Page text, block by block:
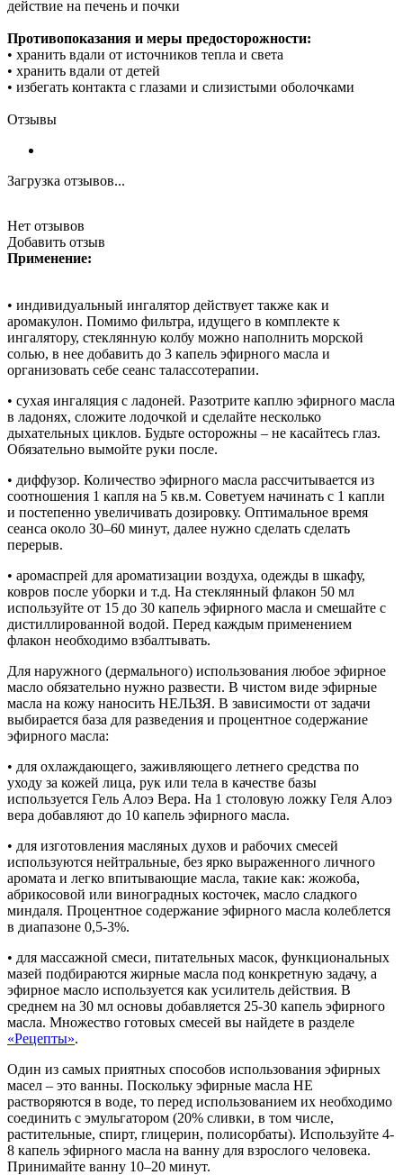
действие на печень и почки
Противопоказания и меры предосторожности:
• хранить вдали от источников тепла и света
• хранить вдали от детей
• избегать контакта с глазами и слизистыми оболочками
Отзывы
Загрузка отзывов...
Нет отзывов
Добавить отзыв
Применение:
• индивидуальный ингалятор действует также как и
аромакулон. Помимо фильтра, идущего в комплекте к
ингалятору, стеклянную колбу можно наполнить морской
солью, в нее добавить до 3 капель эфирного масла и
организовать себе сеанс талассотерапии.
• сухая ингаляция с ладоней. Разотрите каплю эфирного масла
в ладонях, сложите лодочкой и сделайте несколько
дыхательных циклов. Будьте осторожны – не касайтесь глаз.
Обязательно вымойте руки после.
• диффузор. Количество эфирного масла рассчитывается из
соотношения 1 капля на 5 кв.м. Советуем начинать с 1 капли
и постепенно увеличивать дозировку. Оптимальное время
сеанса около 30–60 минут, далее нужно сделать сделать
перерыв.
• аромаспрей для ароматизации воздуха, одежды в шкафу,
ковров после уборки и т.д. На стеклянный флакон 50 мл
используйте от 15 до 30 капель эфирного масла и смешайте с
дистиллированной водой. Перед каждым применением
флакон необходимо взбалтывать.
Для наружного (дермального) использования любое эфирное
масло обязательно нужно развести. В чистом виде эфирные
масла на кожу наносить НЕЛЬЗЯ. В зависимости от задачи
выбирается база для разведения и процентное содержание
эфирного масла:
• для охлаждающего, заживляющего летнего средства по
уходу за кожей лица, рук или тела в качестве базы
используется Гель Алоэ Вера. На 1 столовую ложку Геля Алоэ
вера добавляют до 10 капель эфирного масла.
• для изготовления масляных духов и рабочих смесей
используются нейтральные, без ярко выраженного личного
аромата и легко впитывающие масла, такие как: жожоба,
абрикосовой или виноградных косточек, масло сладкого
миндаля. Процентное содержание эфирного масла колеблется
в диапазоне 0,5-3%.
• для массажной смеси, питательных масок, функциональных
мазей подбираются жирные масла под конкретную задачу, а
эфирное масло используется как усилитель действия. В
среднем на 30 мл основы добавляется 25-30 капель эфирного
масла. Множество готовых смесей вы найдете в разделе
«Рецепты».
Один из самых приятных способов использования эфирных
масел – это ванны. Поскольку эфирные масла НЕ
растворяются в воде, то перед использованием их необходимо
соединить с эмульгатором (20% сливки, в том числе,
растительные, спирт, глицерин, полисорбаты). Используйте 4-
8 капель эфирного масла на ванну для взрослого человека.
Принимайте ванну 10–20 минут.